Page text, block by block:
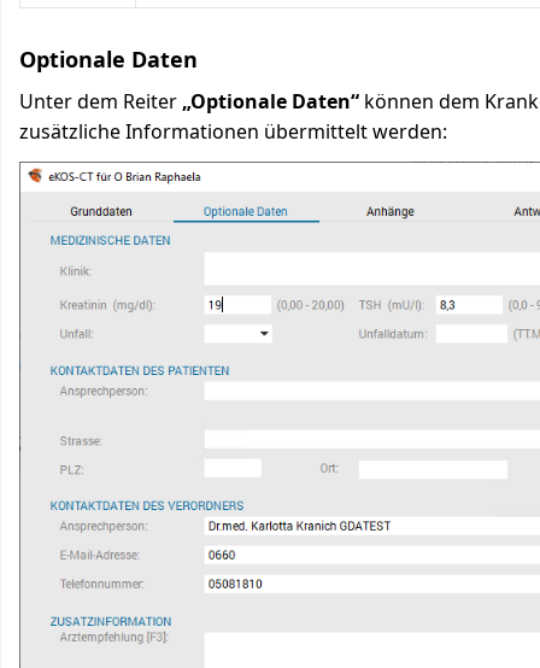
Optionale Daten
Unter dem Reiter „Optionale Daten“ können dem
zusätzliche Informationen übermittelt werden: